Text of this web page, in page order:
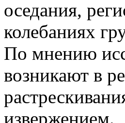
оседания,
колебаниях
По мнению
возникают в
извержением.